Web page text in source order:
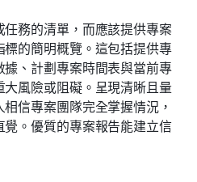
務的清單，而應該提供專案
的簡明概覽。這包括提供專
、計劃專案時間表與當前專
風險或阻礙。呈現清晰且量
信專案團隊完全掌握情況，
。優質的專案報告能建立信